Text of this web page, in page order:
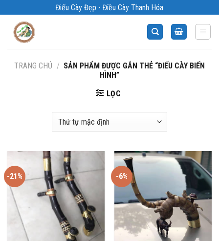
qua
Điếu Cày Đẹp - Điều Cày Thanh Hóa
TRANG CHỦ / SẢN PHẨM ĐƯỢC GẮN THẺ “ĐIẾU CÀY BIẾN
HÌNH”
LỌC
-21% -6%